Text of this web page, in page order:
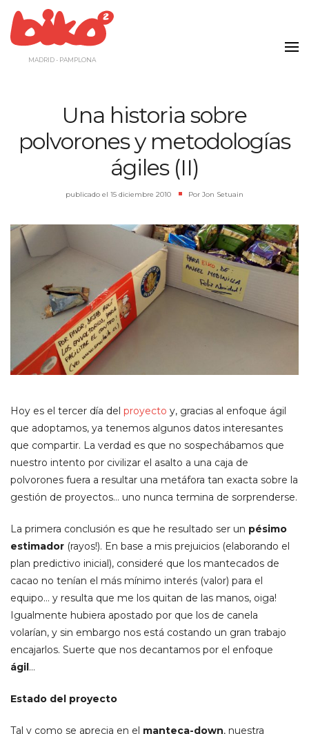
contenido
MADRID - PAMPLONA
Una historia sobre
polvorones y metodologías
ágiles (II)
publicado el 15 diciembre 2010 Por Jon Setuain
Hoy es el tercer día del proyecto y, gracias al enfoque ágil
que adoptamos, ya tenemos algunos datos interesantes
que compartir. La verdad es que no sospechábamos que
nuestro intento por civilizar el asalto a una caja de
polvorones fuera a resultar una metáfora tan exacta sobre la
gestión de proyectos… uno nunca termina de sorprenderse.
La primera conclusión es que he resultado ser un pésimo
estimador (rayos!). En base a mis prejuicios (elaborando el
plan predictivo inicial), consideré que los mantecados de
cacao no tenían el más mínimo interés (valor) para el
equipo… y resulta que me los quitan de las manos, oiga!
Igualmente hubiera apostado por que los de canela
volarían, y sin embargo nos está costando un gran trabajo
encajarlos. Suerte que nos decantamos por el enfoque
ágil …
Estado del proyecto
Tal y como se aprecia en el manteca-down, nuestra